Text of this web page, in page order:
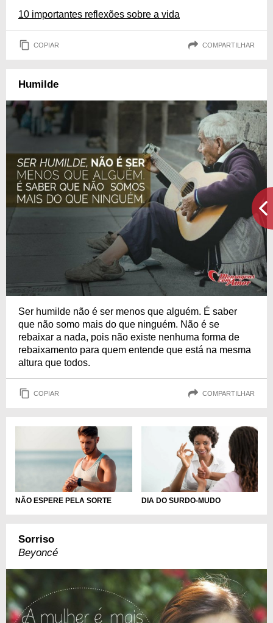
10 importantes reflexões sobre a vida
COPIAR COMPARTILHAR
Humilde
Ser humilde não é ser menos que alguém. É saber
que não somo mais do que ninguém. Não é se
rebaixar a nada, pois não existe nenhuma forma de
rebaixamento para quem entende que está na mesma
altura que todos.
COPIAR COMPARTILHAR
NÃO ESPERE PELA SORTE DIA DO SURDO-MUDO
Sorriso
Beyoncé